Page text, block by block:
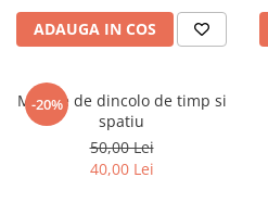
Manuale - Carte Scolara
Clasa a II-a
Clasa a IV-a
Clasa a V-a
Clasa a VI-a
ADAUGA IN COS
-20%
Mesaje de dincolo de timp si
spatiu
50,00 Lei
40,00 Lei